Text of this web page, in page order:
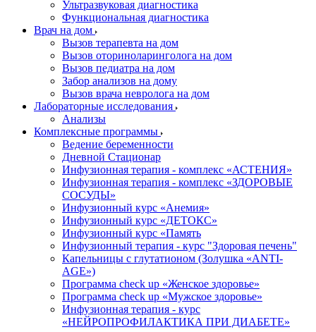
Ультразвуковая диагностика
Функциональная диагностика
Врач на дом
Вызов терапевта на дом
Вызов оториноларинголога на дом
Вызов педиатра на дом
Забор анализов на дому
Вызов врача невролога на дом
Лабораторные исследования
Анализы
Комплексные программы
Ведение беременности
Дневной Стационар
Инфузионная терапия - комплекс «АСТЕНИЯ»
Инфузионная терапия - комплекс «ЗДОРОВЫЕ
СОСУДЫ»
Инфузионный курс «Анемия»
Инфузионный курс «ДЕТОКС»
Инфузионный курс «Память
Инфузионный терапия - курс "Здоровая печень"
Капельницы с глутатионом (Золушка «ANTI-
AGE»)
Программа check up «Женское здоровье»
Программа check up «Мужское здоровье»
Инфузионная терапия - курс
«НЕЙРОПРОФИЛАКТИКА ПРИ ДИАБЕТЕ»